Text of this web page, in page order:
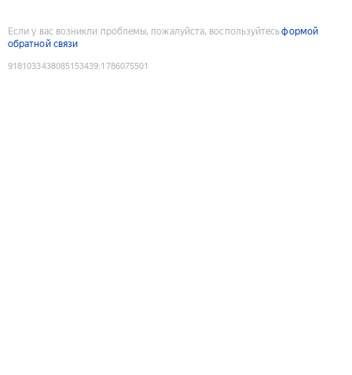
Если у вас возникли проблемы, пожалуйста, воспользуйтесьформой
обратной связи
9181033438085153439:1786075501